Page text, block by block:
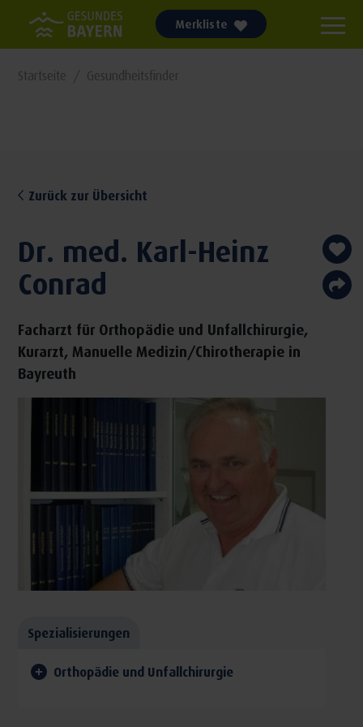
Merkliste
Startseite Gesundheitsfinder
Zurück zur Übersicht
Dr. med. Karl-Heinz
Conrad
Facharzt für Orthopädie und Unfallchirurgie,
Kurarzt, Manuelle Medizin/Chirotherapie in
Bayreuth
Spezialisierungen
Orthopädie und Unfallchirurgie